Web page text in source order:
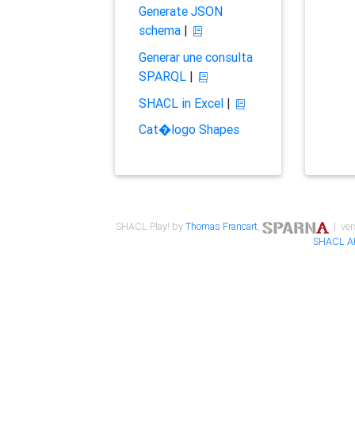
Generate JSON
schema|
Generar une consulta
SPARQL|
SHACL in Excel|
Cat�logo Shapes
SHACL Play! byThomas Francart,
|
SHACL